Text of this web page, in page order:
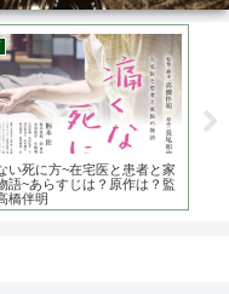
い死に方~在宅医と患者と家
語~あらすじは？原作は？監
伴明